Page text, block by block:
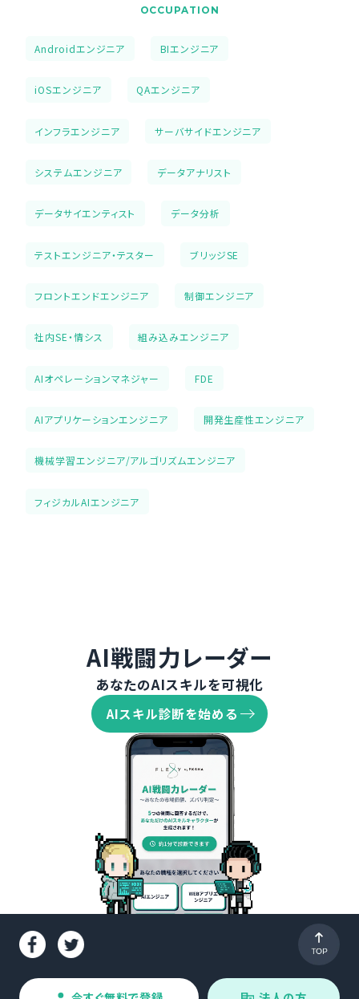
OCCUPATION
Androidエンジニア BIエンジニア
iOSエンジニア QAエンジニア
インフラエンジニア サーバサイドエンジニア
システムエンジニア データアナリスト
データサイエンティスト データ分析
テストエンジニア・テスター ブリッジSE
フロントエンドエンジニア 制御エンジニア
社内SE・情シス 組み込みエンジニア
AIオペレーションマネジャー FDE
AIアプリケーションエンジニア 開発生産性エンジニア
機械学習エンジニア/アルゴリズムエンジニア
フィジカルAIエンジニア
AI戦闘力レーダー
あなたのAIスキルを可視化
AIスキル診断を始める